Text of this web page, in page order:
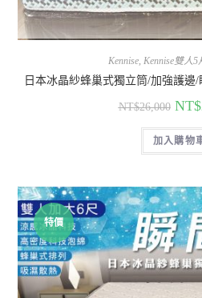
Kennise, Kennise雙人5
日本冰晶紗蜂巢式獨立筒/加強護邊
NT$26,000 NT$
加入購物
特價